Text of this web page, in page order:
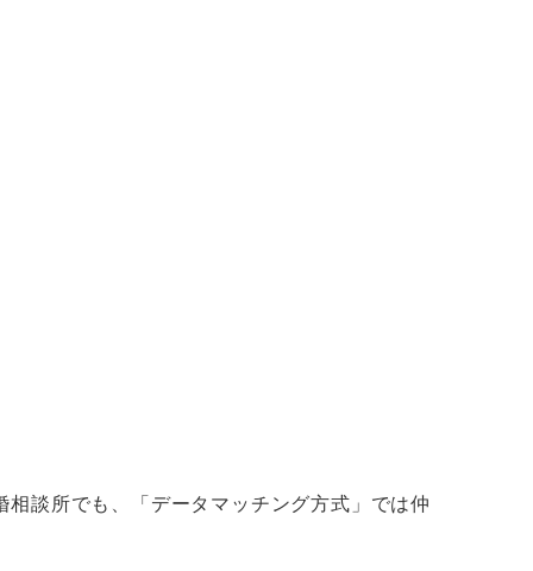
相談所でも、「データマッチング方式」では仲